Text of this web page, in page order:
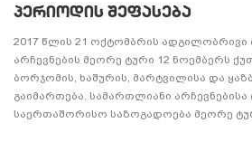
პერიოდის შეფასება
2017 წლის 21 ოქტომბრის
არჩევნების მეორე ტური 12 ნოემბერს
ბორჯომის, ხაშურის, მარტვილისა და
გაიმართება. სამართლიანი
საერთაშორისო საზოგადოება მეორე